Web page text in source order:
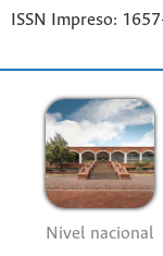
ISSN Impreso:
Nivel nacional